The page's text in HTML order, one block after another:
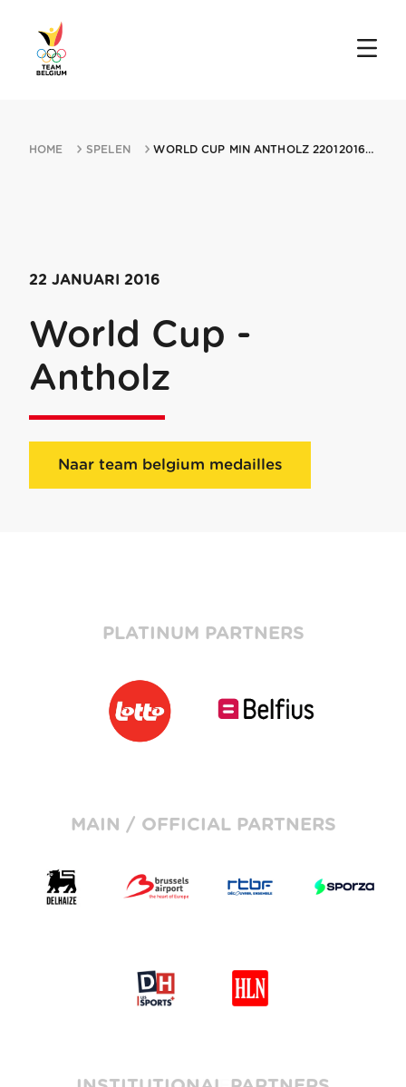
HOME SPELEN WORLD CUP MIN ANTHOLZ 22012016 ANTHOLZ
22 JANUARI 2016
World Cup -
Antholz
Naar team belgium medailles
PLATINUM PARTNERS
MAIN / OFFICIAL PARTNERS